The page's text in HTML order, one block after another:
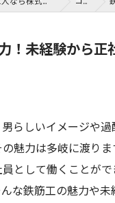
！未経験から正
らしいイメージや
魅力は多岐に渡り
として働くことが
な鉄筋工の魅力や